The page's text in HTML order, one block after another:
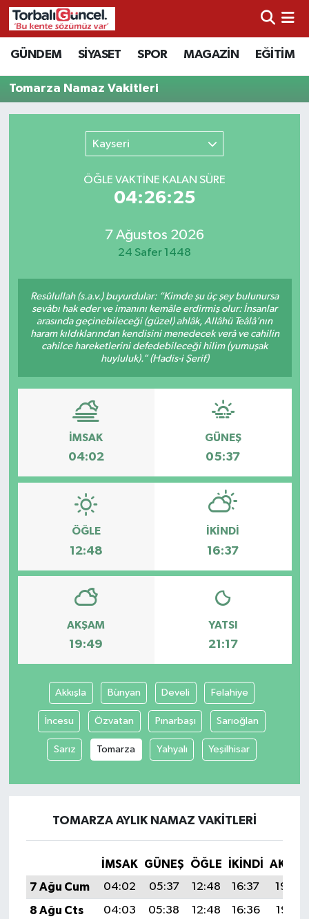
GÜNDEM SİYASET SPOR MAGAZİN EĞİTİM
Tomarza Namaz Vakitleri
Kayseri
ÖĞLE VAKTİNE KALAN SÜRE
04:26:25
7 Ağustos 2026
24 Safer 1448
Resûlullah (s.a.v.) buyurdular: “Kimde şu üç şey bulunursa
sevâbı hak eder ve imanını kemâle erdirmiş olur: İnsanlar
arasında geçinebileceği (güzel) ahlâk, Allâhü Teâlâ’nın
haram kıldıklarından kendisini menedecek verâ ve cahilin
cahilce hareketlerini defedebileceği hilim (yumuşak
huyluluk).” (Hadis-i Şerif)
İMSAK
04:02
GÜNEŞ
05:37
ÖĞLE
12:48
İKINDI
16:37
AKŞAM
19:49
YATSI
21:17
Akkışla Bünyan Develi Felahiye
İncesu Özvatan Pınarbaşı Sarıoğlan
Sarız Tomarza Yahyalı Yeşilhisar
TOMARZA AYLIK NAMAZ VAKITLERI
İMSAK GÜNEŞ ÖĞLE İKINDI
7 Ağu Cum
04:02 05:37 12:48 16:37
19:49
8 Ağu Cts
04:03 05:38 12:48 16:36
19:47
İzmir Nöbetçi Eczaneler
İzmir Hava Durumu
İzmir Trafik Yoğunluk Haritası
Süper Lig Puan Durumu ve Fikstür
Tüm Manşetler
Haber Arşivi